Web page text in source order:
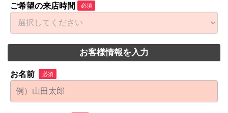
ご希望の来店時間 必須
お客様情報を入力
お名前 必須